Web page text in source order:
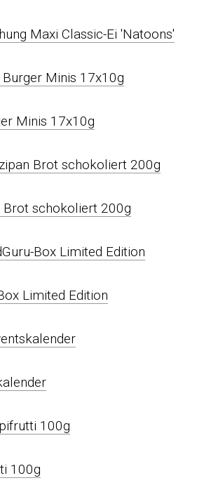
Minis 17x10g
Brot schokoliert 200g
Box Limited Edition
100g